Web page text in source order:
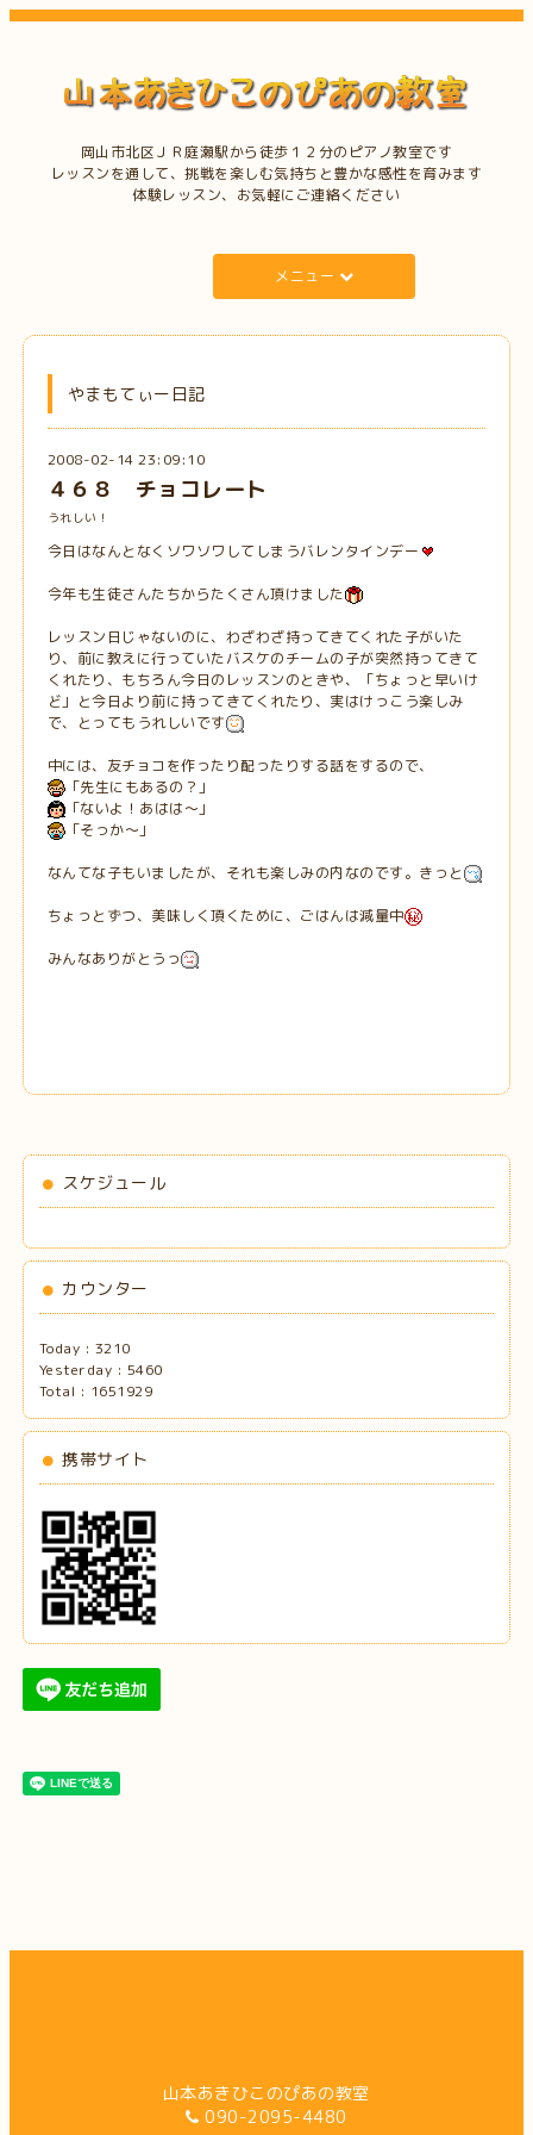
岡山市北区ＪＲ庭瀬駅から徒歩１２分のピアノ教室です
レッスンを通して、挑戦を楽しむ気持ちと豊かな感性を育みます
体験レッスン、お気軽にご連絡ください
メニュー
やまもてぃー日記
2008-02-14 23:09:10
４６８ チョコレート
うれしい！
今日はなんとなくソワソワしてしまうバレンタインデー
今年も生徒さんたちからたくさん頂けました
レッスン日じゃないのに、わざわざ持ってきてくれた子がいた
り、前に教えに行っていたバスケのチームの子が突然持ってきて
くれたり、もちろん今日のレッスンのときや、「ちょっと早いけ
ど」と今日より前に持ってきてくれたり、実はけっこう楽しみ
で、とってもうれしいです
中には、友チョコを作ったり配ったりする話をするので、
「先生にもあるの？」
「ないよ！あはは～」
「そっか～」
なんてな子もいましたが、それも楽しみの内なのです。きっと
ちょっとずつ、美味しく頂くために、ごはんは減量中
みんなありがとうっ
スケジュール
カウンター
Today : 3210
Yesterday : 5460
Total : 1651929
携帯サイト
山本あきひこのぴあの教室
090-2095-4480